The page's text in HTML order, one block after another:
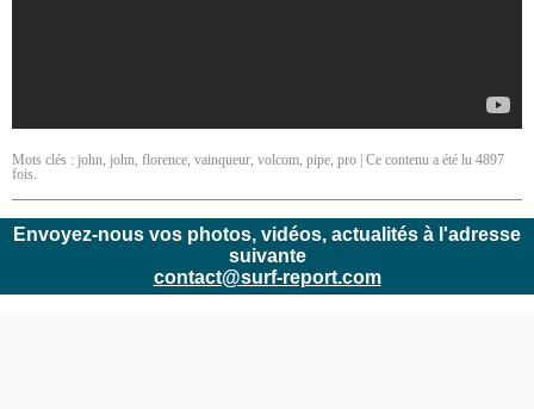
Mots clés : john, john, florence, vainqueur, volcom, pipe, pro | Ce contenu a été lu 4897
fois.
Envoyez-nous vos photos, vidéos, actualités à l'adresse
suivante
contact@surf-report.com